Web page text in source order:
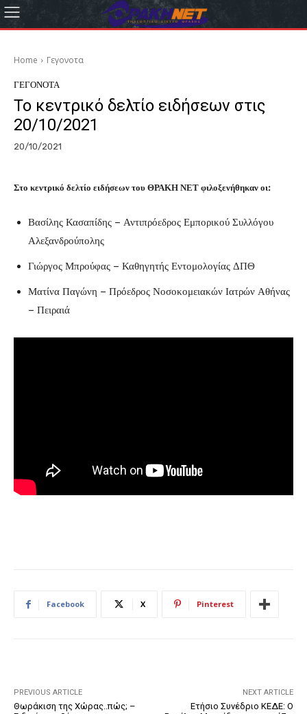
Home Γεγονοτα
ΓΕΓΟΝΟΤΑ
Το κεντρικό δελτίο ειδήσεων στις
20/10/2021
20/10/2021
Στο κεντρικό δελτίο ειδήσεων του ΘΡΑΚΗ ΝΕΤ φιλοξενήθηκαν οι:
Βασίλης Κασαπίδης – Αντιπρόεδρος Εμπορικού Συλλόγου
Αλεξανδρούπολης
Γιώργος Μπρούφας – Καθηγητής Εντομολογίας ΔΠΘ
Ματίνα Παγώνη – Πρόεδρος Νοσοκομειακών Ιατρών Αθήνας
– Πειραιά
Facebook X Pinterest
PREVIOUS ARTICLE
Θωράκιση της Χώρας..πώς; –
NEXT ARTICLE
Ετήσιο Συνέδριο ΚΕΔΕ: Ο